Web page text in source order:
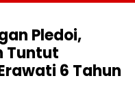
Pledoi,
Tuntut
6 Tahun